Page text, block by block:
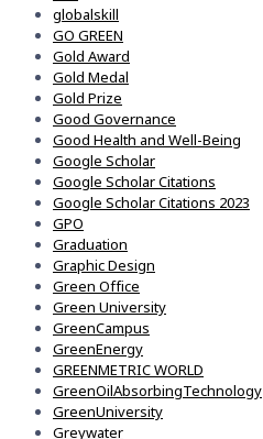
globalskill
GO GREEN
Gold Award
Gold Medal
Gold Prize
Good Governance
Good Health and Well-Being
Google Scholar
Google Scholar Citations
Google Scholar Citations 2023
GPO
Graduation
Graphic Design
Green Office
Green University
GreenCampus
GreenEnergy
GREENMETRIC WORLD
GreenOilAbsorbingTechnology
GreenUniversity
Greywater